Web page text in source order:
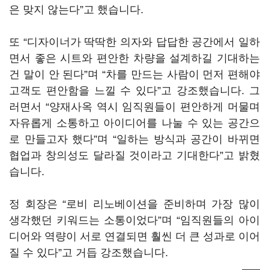
은 맞지 않는다”고 했습니다.
또 “디자이너가 딱딱한 의자와 답답한 공간에서 일하
면서 좋은 시트와 편안한 차량을 설계하길 기대하는
건 말이 안 된다”며 “차를 만드는 사람이 먼저 편해야
고객도 편안함을 느낄 수 있다”고 강조했습니다. 그
러면서 “양재사옥 역시 임직원들이 편안하게 머물며
자유롭게 소통하고 아이디어를 나눌 수 있는 공간으
로 만들고자 했다”며 “일하는 방식과 공간이 바뀌면
협업과 창의성도 달라질 것이라고 기대한다”고 밝혔
습니다.
정 회장은 “로비 리노베이션을 준비하며 가장 많이
생각했던 키워드는 소통이었다”며 “임직원들의 아이
디어와 역량이 서로 연결되면 훨씬 더 큰 성과로 이어
질 수 있다”고 거듭 강조했습니다.